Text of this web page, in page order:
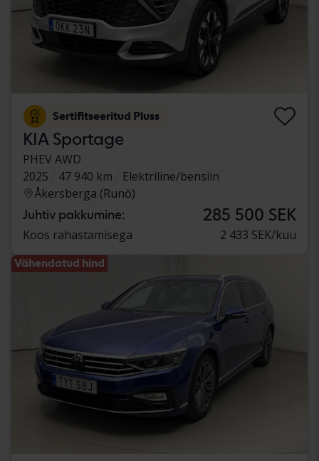
Sertifitseeritud Pluss
KIA Sportage
PHEV AWD
2025
47 940 km
Elektriline/bensiin
Åkersberga (Runö)
Juhtiv pakkumine: 285 500 SEK
Koos rahastamisega 2 433 SEK/kuu
Vähendatud hind